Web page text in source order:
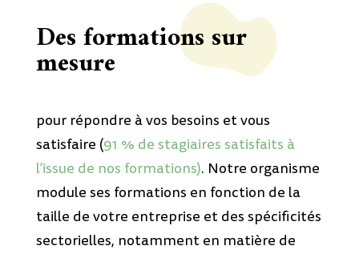
Des formations sur
mesure
pour répondre à vos besoins et vous
satisfaire (91 % de stagiaires satisfaits à
l’issue de nos formations). Notre organisme
module ses formations en fonction de la
taille de votre entreprise et des spécificités
sectorielles, notamment en matière de